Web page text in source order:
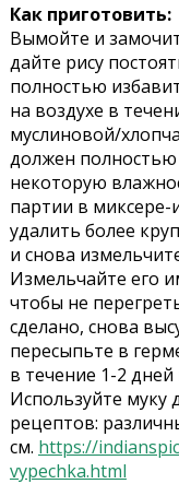
Как приготовить:
Вымойте и
дайте рису
полностью
на воздухе в
муслиновой/
должен
некоторую
партии в миксере-
удалить более
и снова
Измельчайте его
чтобы не
сделано, снова
пересыпьте в
в течение 1-2
Используйте муку
рецептов:
см. https://
vypechka.html